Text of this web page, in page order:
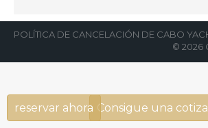
POLÍTICA DE CANCELACIÓN DE CABO
© 2026
Consigue una
reservar ahora